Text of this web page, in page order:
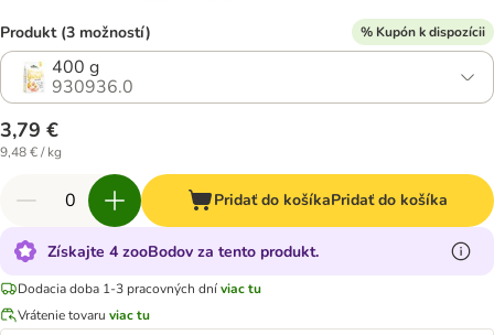
Produkt (3 možností) % Kupón k dispozícii
400 g
930936.0
3,79 €
9,48 € / kg
Pridať do košíkaPridať do košíka
Získajte 4 zooBodov za tento produkt.
Dodacia doba 1-3 pracovných dníviac tu
Vrátenie tovaru viac tu